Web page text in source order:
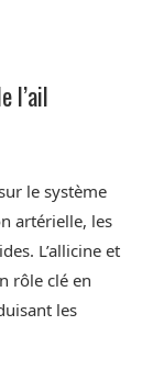
l’ail
le système
artérielle, les
L’allicine et
rôle clé en
les